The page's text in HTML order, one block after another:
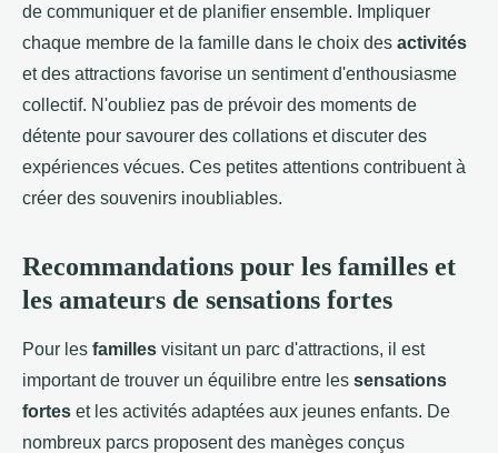
de communiquer et de planifier ensemble. Impliquer
chaque membre de la famille dans le choix des activités
et des attractions favorise un sentiment d'enthousiasme
collectif. N'oubliez pas de prévoir des moments de
détente pour savourer des collations et discuter des
expériences vécues. Ces petites attentions contribuent à
créer des souvenirs inoubliables.
Recommandations pour les familles et
les amateurs de sensations fortes
Pour les familles visitant un parc d'attractions, il est
important de trouver un équilibre entre les sensations
fortes et les activités adaptées aux jeunes enfants. De
nombreux parcs proposent des manèges conçus